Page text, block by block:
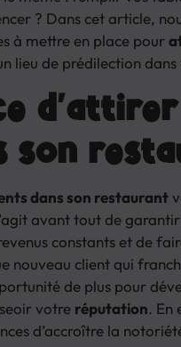
? Dans cet article,
à mettre en place pour
lieu de prédilection
son
dans son restaurant
avant tout de
constants et de
nouveau client qui
de plus pour
votre réputation. En
d’accroître la